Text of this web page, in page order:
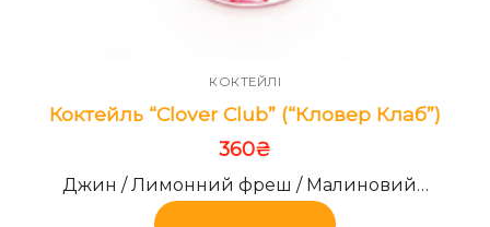
КОКТЕЙЛІ
Коктейль “Clover Club” (“Кловер Клаб”)
360₴
Джин / Лимонний фреш / Малиновий…